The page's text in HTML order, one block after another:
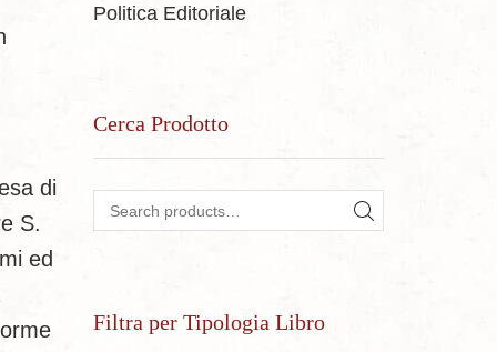
di
S.
ed
Politica Editoriale
Cerca Prodotto
Search for: SEARCH
Filtra per Tipologia Libro